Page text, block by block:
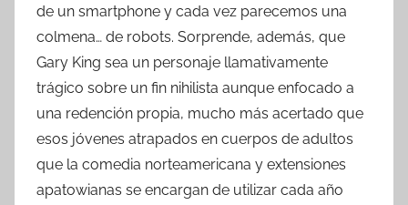
de un smartphone y cada vez parecemos una
colmena… de robots. Sorprende, además, que
Gary King sea un personaje llamativamente
trágico sobre un fin nihilista aunque enfocado a
una redención propia, mucho más acertado que
esos jóvenes atrapados en cuerpos de adultos
que la comedia norteamericana y extensiones
apatowianas se encargan de utilizar cada año